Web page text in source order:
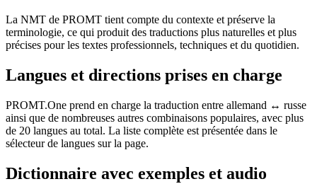
La NMT de PROMT tient compte du contexte et préserve la
terminologie, ce qui produit des traductions plus naturelles et plus
précises pour les textes professionnels, techniques et du quotidien.
Langues et directions prises en charge
PROMT.One prend en charge la traduction entre allemand ↔ russe
ainsi que de nombreuses autres combinaisons populaires, avec plus
de 20 langues au total. La liste complète est présentée dans le
sélecteur de langues sur la page.
Dictionnaire avec exemples et audio